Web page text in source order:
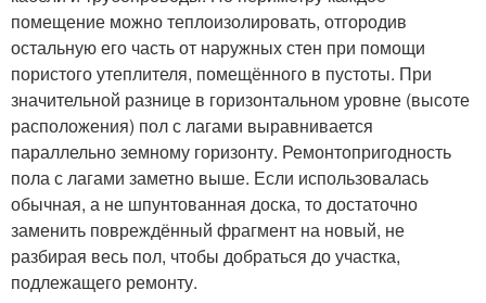
помещение можно теплоизолировать, отгородив
остальную его часть от наружных стен при помощи
пористого утеплителя, помещённого в пустоты. При
значительной разнице в горизонтальном уровне (высоте
расположения) пол с лагами выравнивается
параллельно земному горизонту. Ремонтопригодность
пола с лагами заметно выше. Если использовалась
обычная, а не шпунтованная доска, то достаточно
заменить повреждённый фрагмент на новый, не
разбирая весь пол, чтобы добраться до участка,
подлежащего ремонту.